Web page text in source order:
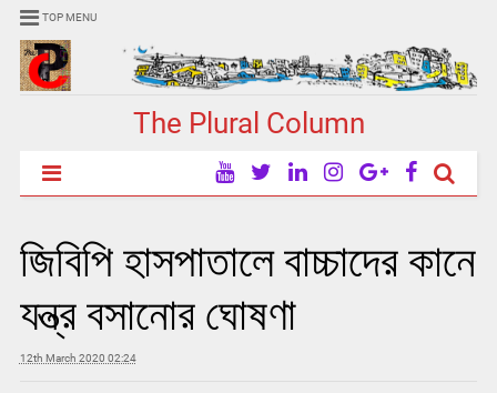
TOP MENU
The Plural Column
জিবিপি হাসপাতালে বাচ্চাদের কানে
যন্ত্র বসানোর ঘোষণা
12th March 2020 02:24